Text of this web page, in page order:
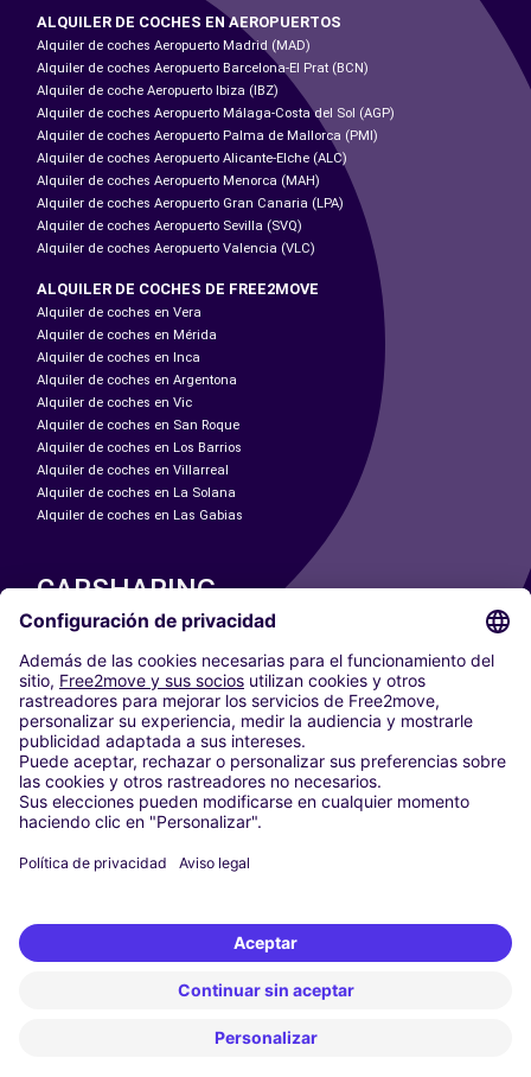
ALQUILER DE COCHES EN AEROPUERTOS
Alquiler de coches Aeropuerto Madrid (MAD)
Alquiler de coches Aeropuerto Barcelona-El Prat (BCN)
Alquiler de coche Aeropuerto Ibiza (IBZ)
Alquiler de coches Aeropuerto Málaga-Costa del Sol (AGP)
Alquiler de coches Aeropuerto Palma de Mallorca (PMI)
Alquiler de coches Aeropuerto Alicante-Elche (ALC)
Alquiler de coches Aeropuerto Menorca (MAH)
Alquiler de coches Aeropuerto Gran Canaria (LPA)
Alquiler de coches Aeropuerto Sevilla (SVQ)
Alquiler de coches Aeropuerto Valencia (VLC)
ALQUILER DE COCHES DE FREE2MOVE
Alquiler de coches en Vera
Alquiler de coches en Mérida
Alquiler de coches en Inca
Alquiler de coches en Argentona
Alquiler de coches en Vic
Alquiler de coches en San Roque
Alquiler de coches en Los Barrios
Alquiler de coches en Villarreal
Alquiler de coches en La Solana
Alquiler de coches en Las Gabias
CARSHARING
NUESTRAS CIUDADES
Paris
Madrid
Washington DC
Milán
Roma
Turín
Viena
Berlín
Düsseldorf